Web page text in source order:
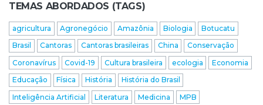
TEMAS ABORDADOS (TAGS)
agricultura Agronegócio Amazônia Biologia
Botucatu
Brasil
Cantoras Cantoras brasileiras China
Conservação
Coronavírus
Covid-19 Cultura brasileira ecologia
Economia
Educação
Física História
História do Brasil
Inteligência Artificial
Literatura Medicina
MPB